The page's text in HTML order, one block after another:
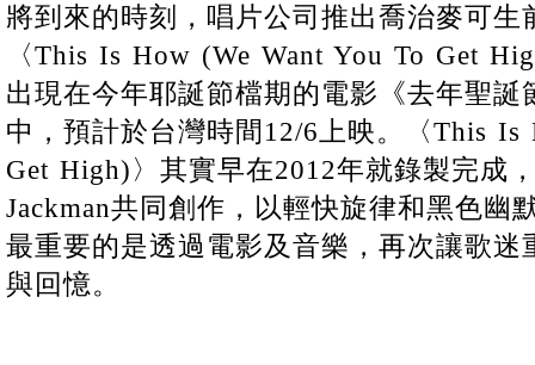
將到來的時刻，唱片公司推出喬治麥可生
〈This Is How (We Want You To Get
出現在今年耶誕節檔期的電影《去年聖誕
中，預計於台灣時間12/6上映。〈This Is
Get High)〉其實早在2012年就錄製完成
Jackman共同創作，以輕快旋律和黑色幽
最重要的是透過電影及音樂，再次讓歌迷
與回憶。